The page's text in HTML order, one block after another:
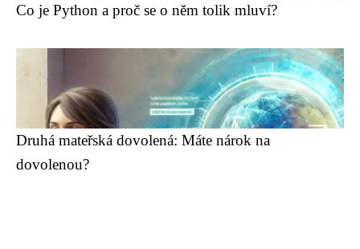
Co je Python a proč se o něm tolik mluví?
Druhá mateřská dovolená: Máte nárok na
dovolenou?